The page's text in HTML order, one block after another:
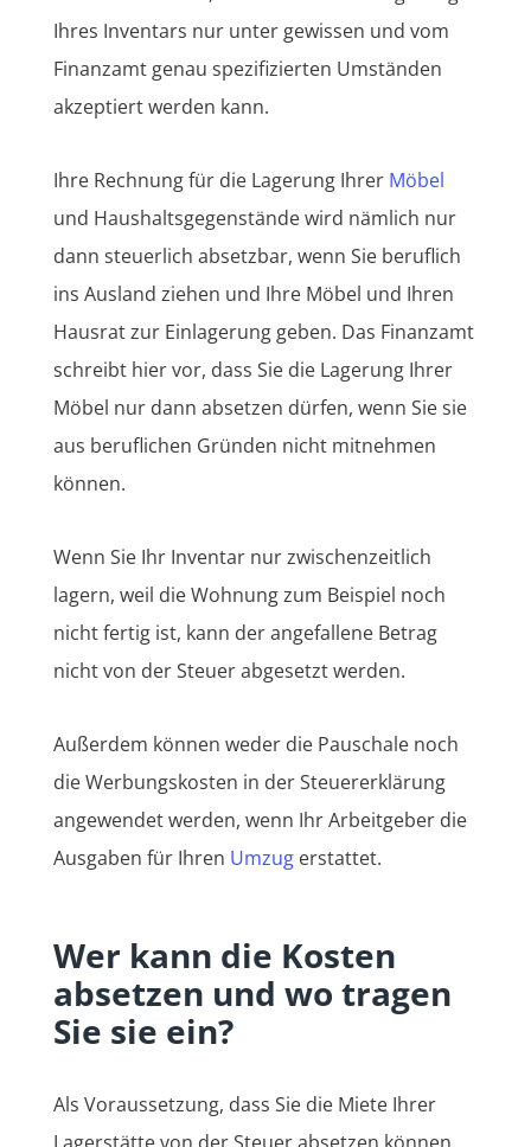
Ihres Inventars nur unter gewissen und vom
Finanzamt genau spezifizierten Umständen
akzeptiert werden kann.
Ihre Rechnung für die Lagerung Ihrer Möbel
und Haushaltsgegenstände wird nämlich nur
dann steuerlich absetzbar, wenn Sie beruflich
ins Ausland ziehen und Ihre Möbel und Ihren
Hausrat zur Einlagerung geben. Das Finanzamt
schreibt hier vor, dass Sie die Lagerung Ihrer
Möbel nur dann absetzen dürfen, wenn Sie sie
aus beruflichen Gründen nicht mitnehmen
können.
Wenn Sie Ihr Inventar nur zwischenzeitlich
lagern, weil die Wohnung zum Beispiel noch
nicht fertig ist, kann der angefallene Betrag
nicht von der Steuer abgesetzt werden.
Außerdem können weder die Pauschale noch
die Werbungskosten in der Steuererklärung
angewendet werden, wenn Ihr Arbeitgeber die
Ausgaben für Ihren Umzugerstattet.
Wer kann die Kosten
absetzen und wo tragen
Sie sie ein?
Als Voraussetzung, dass Sie die Miete Ihrer
Lagerstätte von der Steuer absetzen können,